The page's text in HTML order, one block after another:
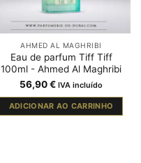
AHMED AL MAGHRIBI
Eau de parfum Tiff Tiff
100ml - Ahmed Al Maghribi
56,90€ IVA incluído
ADICIONAR AO CARRINHO